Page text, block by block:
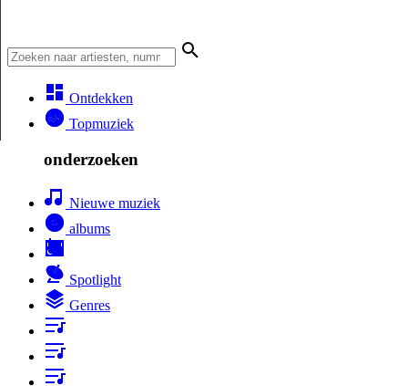
Ontdekken
Topmuziek
onderzoeken
Nieuwe muziek
albums
Spotlight
Genres